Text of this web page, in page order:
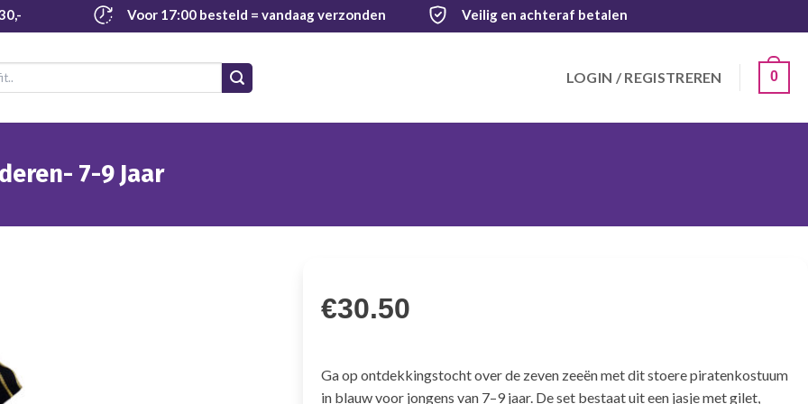
Voor 17:00 besteld = vandaag verzonden Veilig en achteraf betalen
LOGIN / REGISTREREN 0
7-9 Jaar
€30.50
Ga op ontdekkingstocht over de zeven zeeën met dit stoere piratenkostuum
in blauw voor jongens van 7–9 jaar. De set bestaat uit een jasje met gilet,